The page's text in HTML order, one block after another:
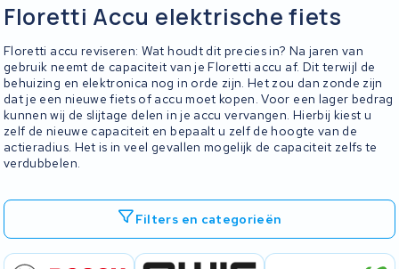
Floretti Accu elektrische fiets
Floretti accu reviseren: Wat houdt dit precies in? Na jaren van
gebruik neemt de capaciteit van je Floretti accu af. Dit terwijl de
behuizing en elektronica nog in orde zijn. Het zou dan zonde zijn
dat je een nieuwe fiets of accu moet kopen. Voor een lager bedrag
kunnen wij de slijtage delen in je accu vervangen. Hierbij kiest u
zelf de nieuwe capaciteit en bepaalt u zelf de hoogte van de
actieradius. Het is in veel gevallen mogelijk de capaciteit zelfs te
verdubbelen.
Filters en categorieën
Je winkelwagen is leeg.
Gratis verzending en ophaalservice 45.000+ accu's
Begin te typen in de zoekbalk om te zoeken